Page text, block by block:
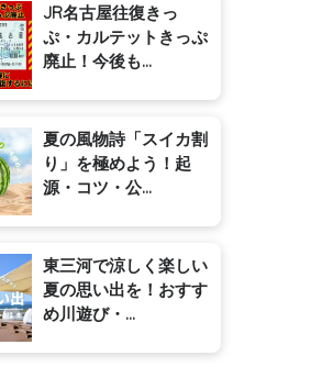
JR名古屋往復きっ
ぷ・カルテットきっぷ
廃止！今後も...
夏の風物詩「スイカ割
り」を極めよう！起
源・コツ・公...
東三河で涼しく楽しい
夏の思い出を！おすす
め川遊び・...